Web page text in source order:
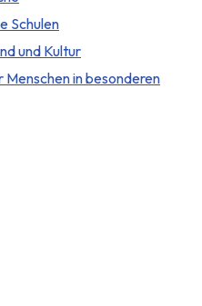
Schulen
und Kultur
in besonderen